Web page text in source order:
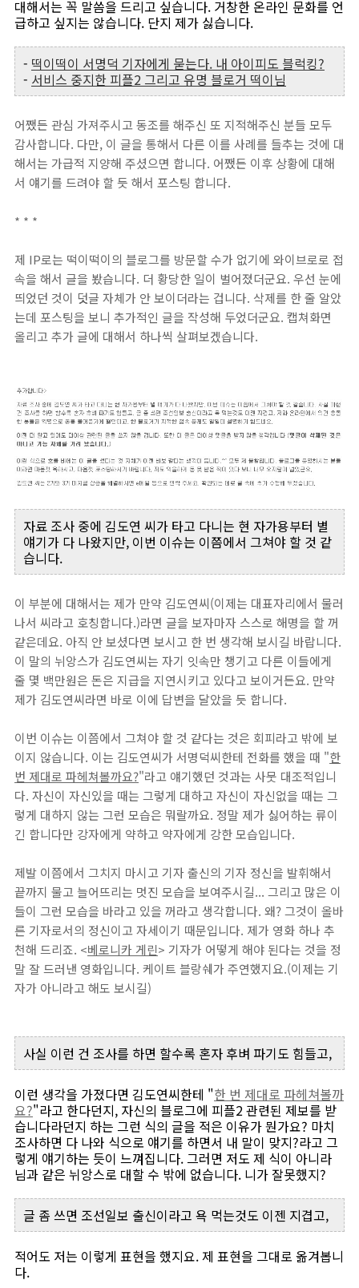
대해서는 꼭 말씀을 드리고 싶습니다. 거창한 온라인 문화를 언
급하고 싶지는 않습니다. 단지 제가 싫습니다.
- 떡이떡이 서명덕 기자에게 묻는다. 내 아이피도 블럭킹?
- 서비스 중지한 피플2 그리고 유명 블로거 떡이님
어쨌든 관심 가져주시고 동조를 해주신 또 지적해주신 분들 모두
감사합니다. 다만, 이 글을 통해서 다른 이를 사례를 들추는 것에 대
해서는 가급적 지양해 주셨으면 합니다. 어쨌든 이후 상황에 대해
서 얘기를 드려야 할 듯 해서 포스팅 합니다.
* * *
제 IP로는 떡이떡이의 블로그를 방문할 수가 없기에 와이브로로 접
속을 해서 글을 봤습니다. 더 황당한 일이 벌어졌더군요. 우선 눈에
띄었던 것이 덧글 자체가 안 보이더라는 겁니다. 삭제를 한 줄 알았
는데 포스팅을 보니 추가적인 글을 작성해 두었더군요. 캡쳐화면
올리고 추가 글에 대해서 하나씩 살펴보겠습니다.
자료 조사 중에 김도연 씨가 타고 다니는 현 자가용부터 별
얘기가 다 나왔지만, 이번 이슈는 이쯤에서 그쳐야 할 것 같
습니다.
이 부분에 대해서는 제가 만약 김도연씨(이제는 대표자리에서 물러
나서 씨라고 호칭합니다.)라면 글을 보자마자 스스로 해명을 할 꺼
같은데요. 아직 안 보셨다면 보시고 한 번 생각해 보시길 바랍니다.
이 말의 뉘앙스가 김도연씨는 자기 잇속만 챙기고 다른 이들에게
줄 몇 백만원은 돈은 지급을 지연시키고 있다고 보이거든요. 만약
제가 김도연씨라면 바로 이에 답변을 달았을 듯 합니다.
이번 이슈는 이쯤에서 그쳐야 할 것 같다는 것은 회피라고 밖에 보
이지 않습니다. 이는 김도연씨가 서명덕씨한테 전화를 했을 때 "한
번 제대로 파헤쳐볼까요?"라고 얘기했던 것과는 사뭇 대조적입니
다. 자신이 자신있을 때는 그렇게 대하고 자신이 자신없을 때는 그
렇게 대하지 않는 그런 모습은 뭐랄까요. 정말 제가 싫어하는 류이
긴 합니다만 강자에게 약하고 약자에게 강한 모습입니다.
제발 이쯤에서 그치지 마시고 기자 출신의 기자 정신을 발휘해서
끝까지 물고 늘어뜨리는 멋진 모습을 보여주시길... 그리고 많은 이
들이 그런 모습을 바라고 있을 꺼라고 생각합니다. 왜? 그것이 올바
른 기자로서의 정신이고 자세이기 때문입니다. 제가 영화 하나 추
천해 드리죠. <베로니카 게린> 기자가 어떻게 해야 된다는 것을 정
말 잘 드러낸 영화입니다. 케이트 블랑쉐가 주연했지요.(이제는 기
자가 아니라고 해도 보시길)
사실 이런 건 조사를 하면 할수록 혼자 후벼 파기도 힘들고,
이런 생각을 가졌다면 김도연씨한테 "한 번 제대로 파헤쳐볼까
요?"라고 한다던지, 자신의 블로그에 피플2 관련된 제보를 받
습니다라던지 하는 그런 식의 글을 적은 이유가 뭔가요? 마치
조사하면 다 나와 식으로 얘기를 하면서 내 말이 맞지?라고 그
렇게 얘기하는 듯이 느껴집니다. 그러면 저도 제 식이 아니라
님과 같은 뉘앙스로 대할 수 밖에 없습니다. 니가 잘못했지?
글 좀 쓰면 조선일보 출신이라고 욕 먹는것도 이젠 지겹고,
적어도 저는 이렇게 표현을 했지요. 제 표현을 그대로 옮겨봅니
다.